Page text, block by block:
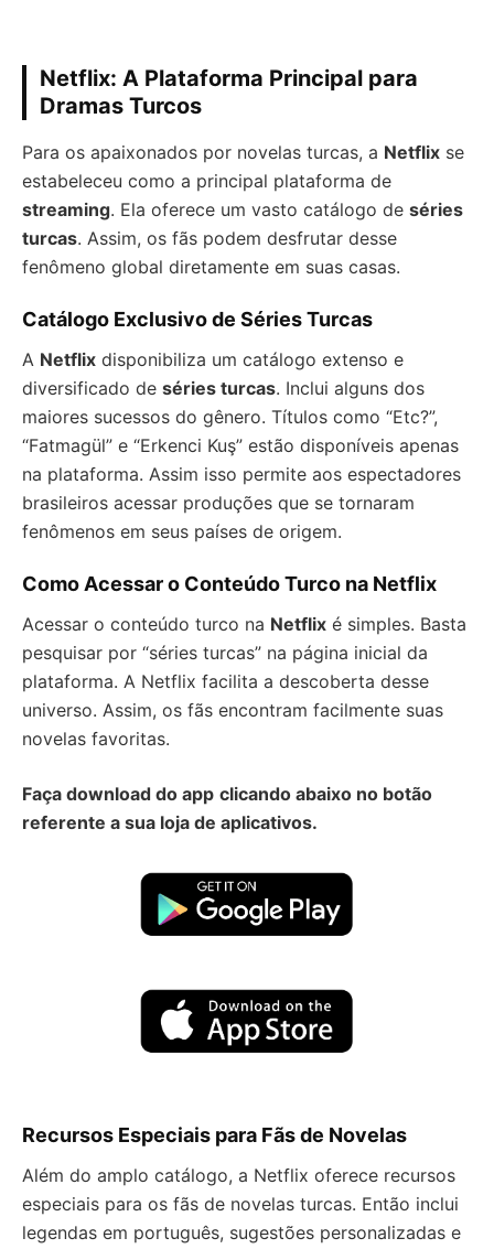
Netflix: A Plataforma Principal para
Dramas Turcos
Para os apaixonados por novelas turcas, a Netflix se
estabeleceu como a principal plataforma de
streaming. Ela oferece um vasto catálogo de séries
turcas. Assim, os fãs podem desfrutar desse
fenômeno global diretamente em suas casas.
Catálogo Exclusivo de Séries Turcas
A Netflix disponibiliza um catálogo extenso e
diversificado de séries turcas. Inclui alguns dos
maiores sucessos do gênero. Títulos como “Etc?”,
“Fatmagül” e “Erkenci Kuş” estão disponíveis apenas
na plataforma. Assim isso permite aos espectadores
brasileiros acessar produções que se tornaram
fenômenos em seus países de origem.
Como Acessar o Conteúdo Turco na Netflix
Acessar o conteúdo turco na Netflix é simples. Basta
pesquisar por “séries turcas” na página inicial da
plataforma. A Netflix facilita a descoberta desse
universo. Assim, os fãs encontram facilmente suas
novelas favoritas.
Faça download do app clicando abaixo no botão
referente a sua loja de aplicativos.
Recursos Especiais para Fãs de Novelas
Além do amplo catálogo, a Netflix oferece recursos
especiais para os fãs de novelas turcas. Então inclui
legendas em português, sugestões personalizadas e